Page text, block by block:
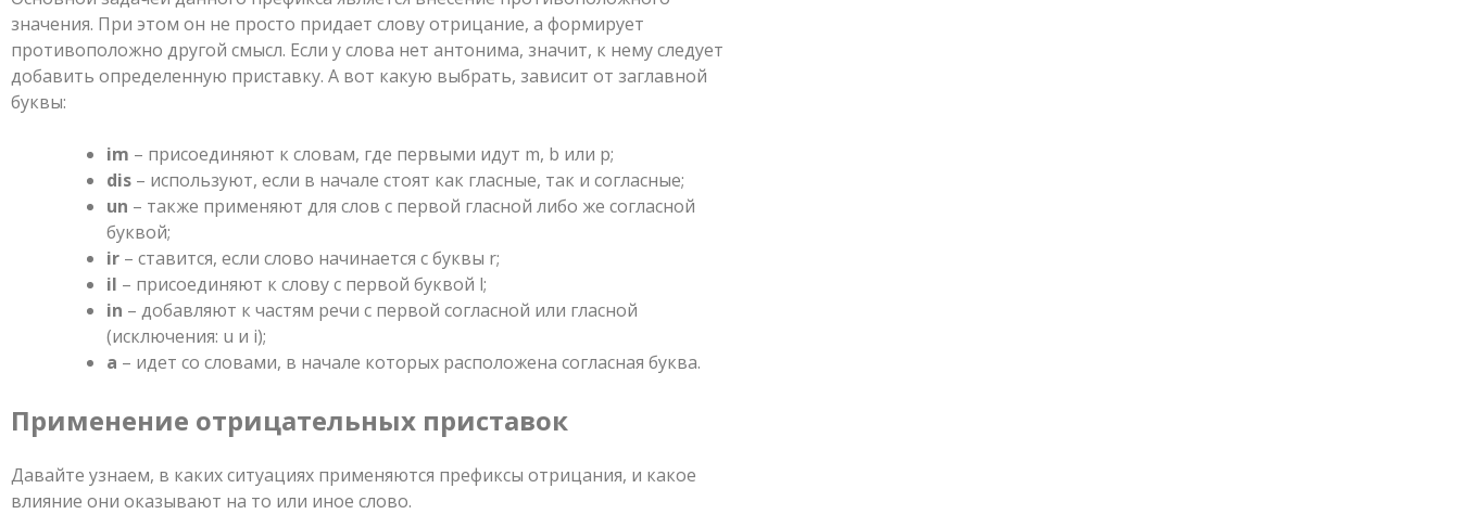
значения. При этом он не просто придает слову отрицание, а формирует
противоположно другой смысл. Если у слова нет антонима, значит, к нему следует
добавить определенную приставку. А вот какую выбрать, зависит от заглавной
буквы:
im – присоединяют к словам, где первыми идут m, b или p;
dis – используют, если в начале стоят как гласные, так и согласные;
un – также применяют для слов с первой гласной либо же согласной
буквой;
ir – ставится, если слово начинается с буквы r;
il – присоединяют к слову с первой буквой l;
in – добавляют к частям речи с первой согласной или гласной
(исключения: u и i);
а – идет со словами, в начале которых расположена согласная буква.
Применение отрицательных приставок
Давайте узнаем, в каких ситуациях применяются префиксы отрицания, и какое
влияние они оказывают на то или иное слово.